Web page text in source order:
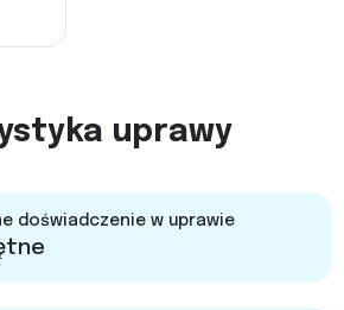
uprawy
doświadczenie w uprawie